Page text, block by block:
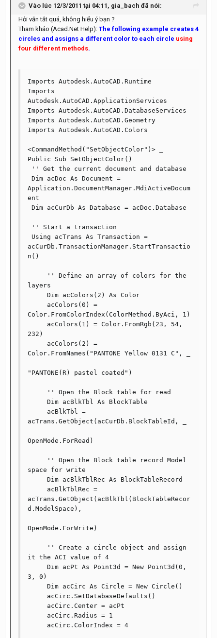
Vào lúc 12/3/2011 tại 04:11, gia_bach đã nói:
Hỏi vắn tắt quá, không hiểu ý bạn ?
Tham khảo (Acad.Net Help): The following example creates 4
circles and assigns a different color to each circle using
four different methods.
Imports Autodesk.AutoCAD.Runtime
Imports
Autodesk.AutoCAD.ApplicationServices
Imports Autodesk.AutoCAD.DatabaseServices
Imports Autodesk.AutoCAD.Geometry
Imports Autodesk.AutoCAD.Colors
<CommandMethod("SetObjectColor")> _
Public Sub SetObjectColor()
Application.DocumentManager.MdiActiveDocum
ent
acCurDb.TransactionManager.StartTransactio
n()
layers
Color.FromColorIndex(ColorMethod.ByAci, 1)
232)
Color.FromNames("PANTONE Yellow 0131 C", _
"PANTONE(R) pastel coated")
acTrans.GetObject(acCurDb.BlockTableId, _
OpenMode.ForRead)
space for write
acTrans.GetObject(acBlkTbl(BlockTableRecor
d.ModelSpace), _
OpenMode.ForWrite)
it the ACI value of 4
3, 0)